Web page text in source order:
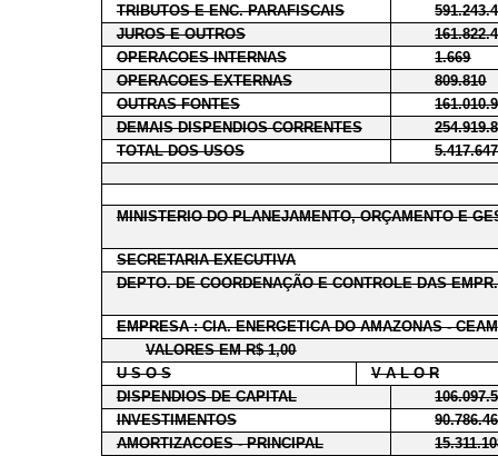
TRIBUTOS E ENC. PARAFISCAIS
JUROS E OUTROS
OPERACOES INTERNAS
1.669
OPERACOES EXTERNAS
809.810
OUTRAS FONTES
DEMAIS DISPENDIOS CORRENTES
TOTAL DOS USOS
MINISTERIO DO PLANEJAMENTO, ORÇAMENTO E
SECRETARIA EXECUTIVA
DEPTO. DE COORDENAÇÃO E CONTROLE DAS
EMPRESA : CIA. ENERGETICA DO AMAZONAS - CEAM
VALORES EM R$ 1,00
U S O S
V A L O R
DISPENDIOS DE CAPITAL
INVESTIMENTOS
AMORTIZACOES - PRINCIPAL